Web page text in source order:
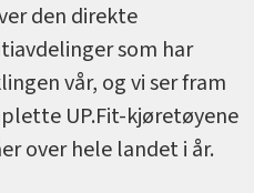
den direkte
som har
vår, og vi ser fram
UP.Fit-kjøretøyene
over hele landet i år.